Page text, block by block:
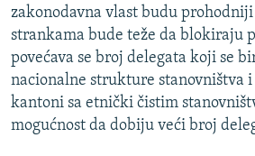
zakonodavna vlast budu
strankama bude teže da blokiraju
povećava se broj delegata koji se
nacionalne strukture stanovništva i
kantoni sa etnički čistim
mogućnost da dobiju veći broj